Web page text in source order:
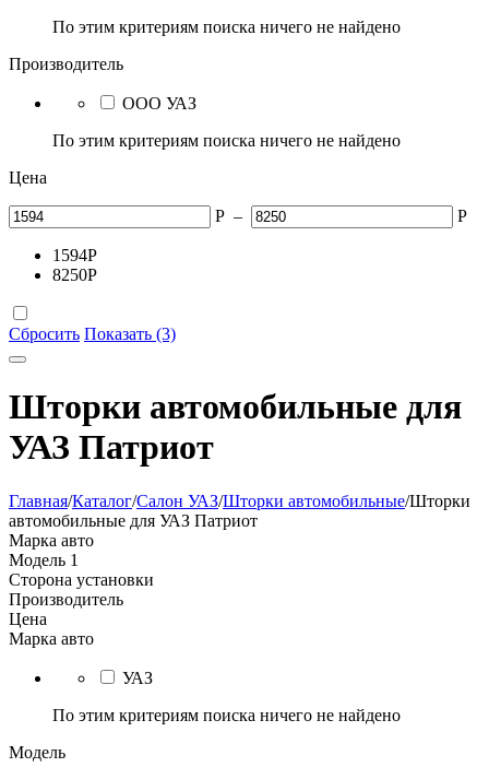
По этим критериям поиска ничего не найдено
Производитель
ООО УАЗ
По этим критериям поиска ничего не найдено
Цена
Р – Р
1594Р
8250Р
Сбросить Показать (3)
Шторки автомобильные для
УАЗ Патриот
Главная/Каталог/Салон УАЗ/Шторки автомобильные/Шторки
автомобильные для УАЗ Патриот
Марка авто
Модель 1
Сторона установки
Производитель
Цена
Марка авто
УАЗ
По этим критериям поиска ничего не найдено
Модель